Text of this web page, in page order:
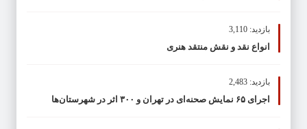
بازدید: 3,110
انواع نقد و نقش منتقد هنری
بازدید: 2,483
اجرای ۶۵ نمایش صحنه‌ای در تهران و ۳۰۰ اثر در شهرستان‌ها